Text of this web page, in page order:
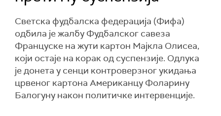
Светска фудбалска федерација (Фифа)
одбила је жалбу Фудбалског савеза
Француске на жути картон Мајкла Олисеа,
који остаје на корак од суспензије. Одлука
је донета у сенци контроверзног укидања
црвеног картона Американцу Фоларину
Балогуну након политичке интервенције.